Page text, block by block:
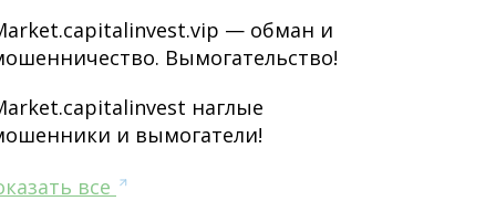
— обман и
Вымогательство!
наглые
и вымогатели!
все